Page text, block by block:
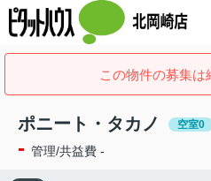
この物件の募集は
ポニート・タカノ 空室0
- 管理/共益費 -